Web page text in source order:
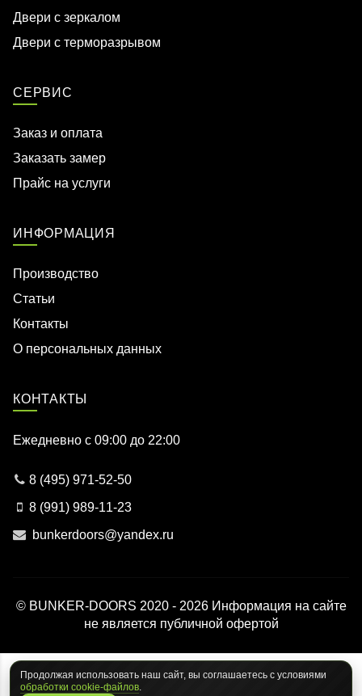
Двери с зеркалом
Двери с терморазрывом
СЕРВИС
Заказ и оплата
Заказать замер
Прайс на услуги
ИНФОРМАЦИЯ
Производство
Статьи
Контакты
О персональных данных
КОНТАКТЫ
Ежедневно c 09:00 до 22:00
8 (495) 971-52-50
8 (991) 989-11-23
bunkerdoors@yandex.ru
© BUNKER-DOORS 2020 - 2026 Информация на сайте
не является публичной офертой
Продолжая использовать наш сайт, вы соглашаетесь с условиями
обработки cookie-файлов.